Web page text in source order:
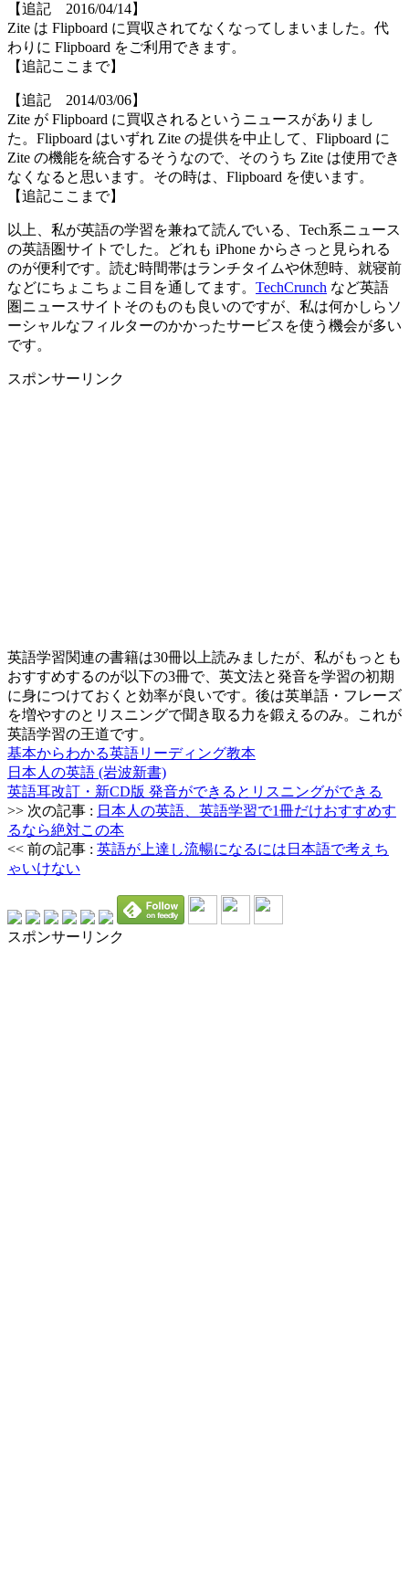
【追記 2016/04/14】
Zite は Flipboard に買収されてなくなってしまいました。代
わりに Flipboard をご利用できます。
【追記ここまで】
【追記 2014/03/06】
Zite が Flipboard に買収されるというニュースがありまし
た。Flipboard はいずれ Zite の提供を中止して、Flipboard に
Zite の機能を統合するそうなので、そのうち Zite は使用でき
なくなると思います。その時は、Flipboard を使います。
【追記ここまで】
以上、私が英語の学習を兼ねて読んでいる、Tech系ニュース
の英語圏サイトでした。どれも iPhone からさっと見られる
のが便利です。読む時間帯はランチタイムや休憩時、就寝前
などにちょこちょこ目を通してます。 TechCrunch など英語
圏ニュースサイトそのものも良いのですが、私は何かしらソ
ーシャルなフィルターのかかったサービスを使う機会が多い
です。
スポンサーリンク
英語学習関連の書籍は30冊以上読みましたが、私がもっとも
おすすめするのが以下の3冊で、英文法と発音を学習の初期
に身につけておくと効率が良いです。後は英単語・フレーズ
を増やすのとリスニングで聞き取る力を鍛えるのみ。これが
英語学習の王道です。
基本からわかる英語リーディング教本
日本人の英語 (岩波新書)
英語耳改訂・新CD版 発音ができるとリスニングができる
>> 次の記事 : 日本人の英語、英語学習で1冊だけおすすめす
るなら絶対この本
<< 前の記事 : 英語が上達し流暢になるには日本語で考えち
ゃいけない
スポンサーリンク